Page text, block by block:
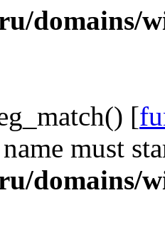
domains/
[
must
domains/